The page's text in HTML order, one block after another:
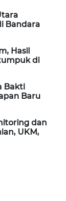
Bandara
Hasil
di
Bakti
Baru
dan
UKM,